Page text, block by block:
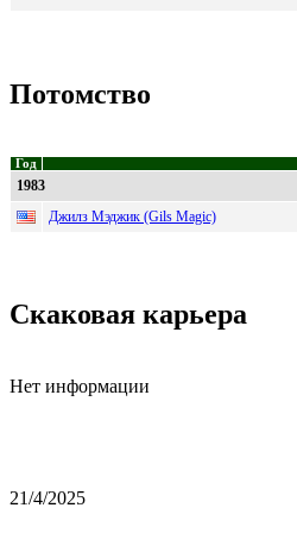
Потомство
Год
1983
Джилз Мэджик (Gils Magic)
Скаковая карьера
Нет информации
21/4/2025